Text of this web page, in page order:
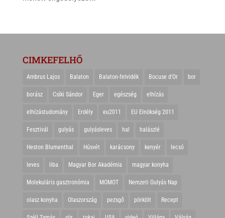
CIMKEFELHŐ
Ambrus Lajos Balaton Balaton-felvidék Bocuse d'Or bor
borász Csíki Sándor Eger egészség elhízás
elhízástudomány Erdély eu2011 EU Elnökség 2011
Fesztivál gulyás gulyásleves hal halászlé
Heston Blumenthal Húsvét karácsony kenyér lecsó
leves liba Magyar Bor Akadémia magyar konyha
Molekuláris gasztronómia MOMOT Nemzeti Gulyás Nap
olasz konyha Olaszország pezsgő pörkölt Recept